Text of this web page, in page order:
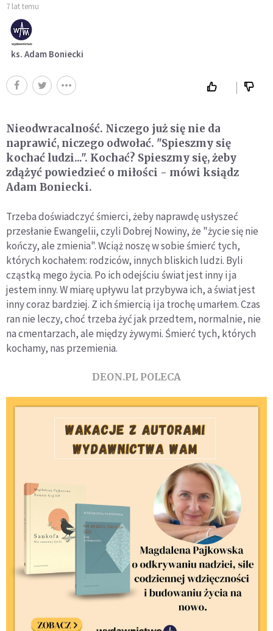
7 lat temu
ks. Adam Boniecki
Nieodwracalność. Niczego już się nie da
naprawić, niczego odwołać. "Spieszmy się
kochać ludzi...". Kochać? Spieszmy się, żeby
zdążyć powiedzieć o miłości - mówi ksiądz
Adam Boniecki.
Trzeba doświadczyć śmierci, żeby naprawdę usłyszeć
przesłanie Ewangelii, czyli Dobrej Nowiny, że "życie się nie
kończy, ale zmienia". Wciąż noszę w sobie śmierć tych,
których kochałem: rodziców, innych bliskich ludzi. Byli
cząstką mego życia. Po ich odejściu świat jest inny i ja
jestem inny. W miarę upływu lat przybywa ich, a świat jest
inny coraz bardziej. Z ich śmiercią i ja trochę umarłem. Czas
ran nie leczy, choć trzeba żyć jak przedtem, normalnie, nie
na cmentarzach, ale między żywymi. Śmierć tych, których
kochamy, nas przemienia.
DEON.PL POLECA